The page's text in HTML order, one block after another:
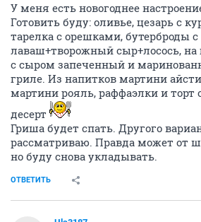
У меня есть новогоднее
Готовить буду: оливье, цезарь с
тарелка с орешками, бутерброды с
лаваш+творожный сыр+лосось, на
с сыром запеченный и
гриле. Из напитков мартини
мартини рояль, раффаэлки и торт
десерт
Гриша будет спать. Другого
рассматриваю. Правда может от
но буду снова укладывать.
ОТВЕТИТЬ